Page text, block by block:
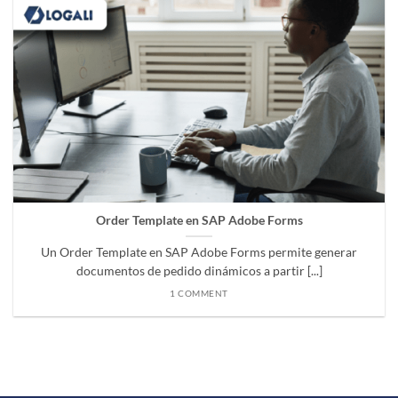
Order Template en SAP Adobe Forms
Un Order Template en SAP Adobe Forms permite generar
documentos de pedido dinámicos a partir [...]
1 COMMENT